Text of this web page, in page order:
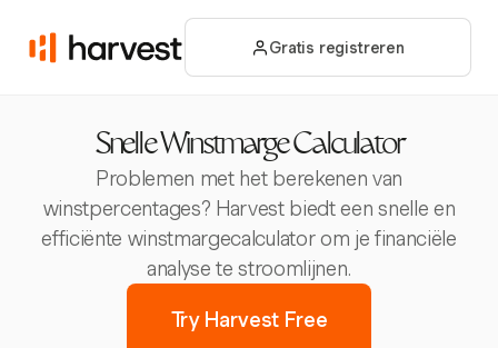
Gratis registreren
Snelle Winstmarge Calculator
Problemen met het berekenen van
winstpercentages? Harvest biedt een snelle en
efficiënte winstmargecalculator om je financiële
analyse te stroomlijnen.
Try Harvest Free